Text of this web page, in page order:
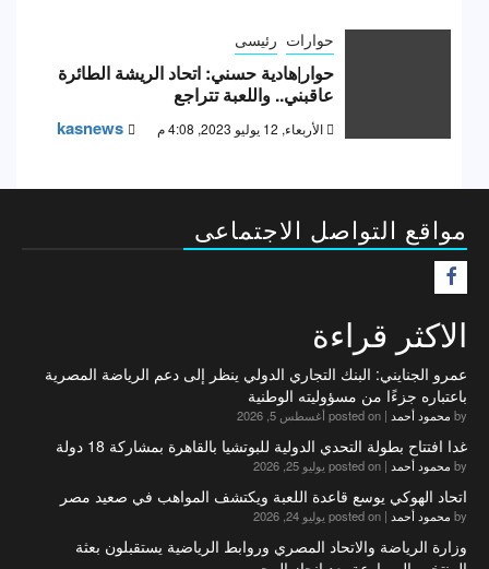
حوارات رئيسى
حوار|هادية حسني: اتحاد الريشة الطائرة
عاقبني.. واللعبة تتراجع
الأربعاء, 12 يوليو 2023, 4:08 م kasnews
مواقع التواصل الاجتماعى
الاكثر قراءة
عمرو الجنايني: البنك التجاري الدولي ينظر إلى دعم الرياضة المصرية
باعتباره جزءًا من مسؤوليته الوطنية
by محمود أحمد | posted on أغسطس 5, 2026
غدا افتتاح بطولة التحدي الدولية للبوتشيا بالقاهرة بمشاركة 18 دولة
by محمود أحمد | posted on يوليو 25, 2026
اتحاد الهوكي يوسع قاعدة اللعبة ويكتشف المواهب في صعيد مصر
by محمود أحمد | posted on يوليو 24, 2026
وزارة الرياضة والاتحاد المصري وروابط الرياضية يستقبلون بعثة